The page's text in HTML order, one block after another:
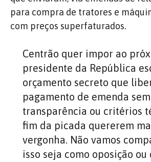
para compra de tratores e
com preços superfaturados.
Centrão quer impor ao
presidente da República
orçamento secreto que
pagamento de emenda sem
transparência ou critérios
fim da picada quererem
vergonha. Não vamos
isso seja como oposição ou